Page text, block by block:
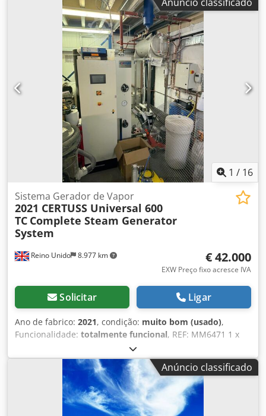
Largura do rotor: 570 mm - Motor: 15 kW - Peneira: 16x12
mm - Dimensão da faca: 40x70 mm - Quantidade de facas:
18 un - Autorreverso - Gaveta de pressão - Motor da
bomba: 0,75 kW - Dimensões (C/L/A): 1900x1450x1450 mm -
Peso: 1040 kg VANTAGENS – Fabricação alemã – Não
repintado – Em ótimo estado – Triturador usado Fotos
originais Vídeo do funcionamento da máquina:
youtube.com/watch?v=fSKMkMPlp-8 Preço líquido: 29.900
PLN Preço líquido: 7.120 EUR (com base na taxa de 4,2 EUR)
(Os preços podem variar em caso de grandes flutuações
1 / 16
Reino Unido 8.977 km
Sistema Gerador de Vapor
2021 CERTUSS Universal 600
TC Complete Steam Generator
System
€ 42.000
EXW Preço fixo acresce IVA
Solicitar Ligar
Ano de fabrico: 2021, condição: muito bom (usado),
Funcionalidade: totalmente funcional, REF: MM6471 1 x
Sistema completo de gerador de vapor CERTUSS de 2021
(Tipo – CERTUSS Universal 600 TC) com dosagem química e
vaso de purga, controlado automaticamente por CLP. O
Sistema Completo de Gerador de Vapor CERTUSS Universal
600 TC de 2021 é um gerador de vapor industrial de alto
desempenho, projetado para fornecer vapor de processo
Anúncio classificado